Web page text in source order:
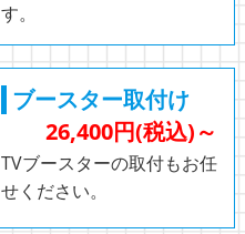
す。
ブースター取付け
26,400円(税込)～
TVブースターの取付もお任
せください。